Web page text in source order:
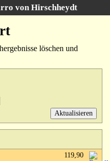
von Hirschheydt
löschen und
119,90